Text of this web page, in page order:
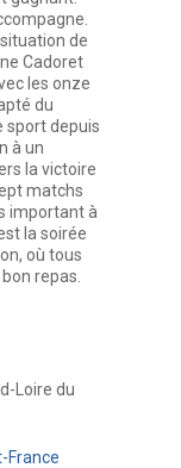
de
Cadoret
les onze
du
sport depuis
à un
la victoire
matchs
important à
la soirée
où tous
repas.
Loire du
France